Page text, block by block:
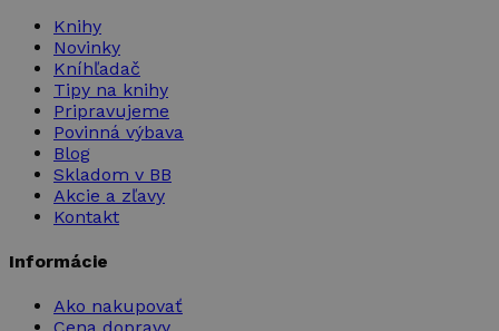
Knihy
Novinky
Kníhľadač
Tipy na knihy
Pripravujeme
Povinná výbava
Blog
Skladom v BB
Akcie a zľavy
Kontakt
Informácie
Ako nakupovať